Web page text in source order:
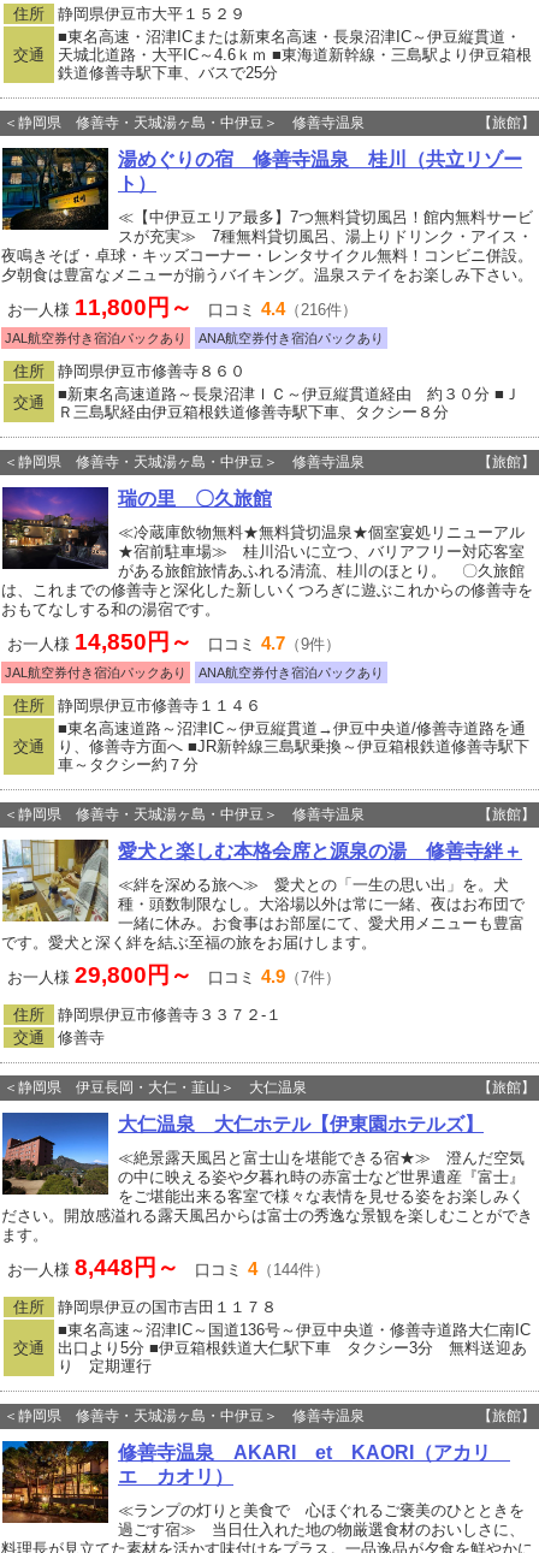
住所 静岡県伊豆市大平１５２９
交通
■東名高速・沼津ICまたは新東名高速・長泉沼津IC～伊豆縦貫道・
天城北道路・大平IC～4.6ｋｍ ■東海道新幹線・三島駅より伊豆箱根
鉄道修善寺駅下車、バスで25分
＜静岡県 修善寺・天城湯ヶ島・中伊豆＞ 修善寺温泉 【旅館】
湯めぐりの宿 修善寺温泉 桂川（共立リゾー
ト）
≪【中伊豆エリア最多】7つ無料貸切風呂！館内無料サービ
スが充実≫ 7種無料貸切風呂、湯上りドリンク・アイス・
夜鳴きそば・卓球・キッズコーナー・レンタサイクル無料！コンビニ併設。
夕朝食は豊富なメニューが揃うバイキング。温泉ステイをお楽しみ下さい。
お一人様 11,800円～ 口コミ 4.4（216件）
JAL航空券付き宿泊パックあり ANA航空券付き宿泊パックあり
住所
静岡県伊豆市修善寺８６０
交通
■新東名高速道路～長泉沼津ＩＣ～伊豆縦貫道経由 約３０分 ■Ｊ
Ｒ三島駅経由伊豆箱根鉄道修善寺駅下車、タクシー８分
＜静岡県 修善寺・天城湯ヶ島・中伊豆＞ 修善寺温泉 【旅館】
瑞の里 〇久旅館
≪冷蔵庫飲物無料★無料貸切温泉★個室宴処リニューアル
★宿前駐車場≫ 桂川沿いに立つ、バリアフリー対応客室
がある旅館旅情あふれる清流、桂川のほとり。 〇久旅館
は、これまでの修善寺と深化した新しいくつろぎに遊ぶこれからの修善寺を
おもてなしする和の湯宿です。
お一人様 14,850円～ 口コミ 4.7 （9件）
JAL航空券付き宿泊パックあり ANA航空券付き宿泊パックあり
住所 静岡県伊豆市修善寺１１４６
交通
■東名高速道路～沼津IC～伊豆縦貫道→伊豆中央道/修善寺道路を通
り、修善寺方面へ ■JR新幹線三島駅乗換～伊豆箱根鉄道修善寺駅下
車～タクシー約７分
＜静岡県 修善寺・天城湯ヶ島・中伊豆＞ 修善寺温泉 【旅館】
愛犬と楽しむ本格会席と源泉の湯 修善寺絆＋
≪絆を深める旅へ≫ 愛犬との「一生の思い出」を。犬
種・頭数制限なし。大浴場以外は常に一緒、夜はお布団で
一緒に休み。お食事はお部屋にて、愛犬用メニューも豊富
です。愛犬と深く絆を結ぶ至福の旅をお届けします。
お一人様 29,800円～ 口コミ 4.9 （7件）
住所
静岡県伊豆市修善寺３３７２‐１
交通
修善寺
＜静岡県 伊豆長岡・大仁・韮山＞ 大仁温泉 【旅館】
大仁温泉 大仁ホテル【伊東園ホテルズ】
≪絶景露天風呂と富士山を堪能できる宿★≫ 澄んだ空気
の中に映える姿や夕暮れ時の赤富士など世界遺産『富士』
をご堪能出来る客室で様々な表情を見せる姿をお楽しみく
ださい。開放感溢れる露天風呂からは富士の秀逸な景観を楽しむことができ
ます。
お一人様 8,448円～ 口コミ 4（144件）
住所 静岡県伊豆の国市吉田１１７８
交通
■東名高速～沼津IC～国道136号～伊豆中央道・修善寺道路大仁南IC
出口より5分 ■伊豆箱根鉄道大仁駅下車 タクシー3分 無料送迎あ
り 定期運行
＜静岡県 修善寺・天城湯ヶ島・中伊豆＞ 修善寺温泉 【旅館】
修善寺温泉 AKARI et KAORI（アカリ
エ カオリ）
≪ランプの灯りと美食で 心ほぐれるご褒美のひとときを
過ごす宿≫ 当日仕入れた地の物厳選食材のおいしさに、
料理長が見立てた素材を活かす味付けをプラス。一品逸品が夕食を鮮やかに